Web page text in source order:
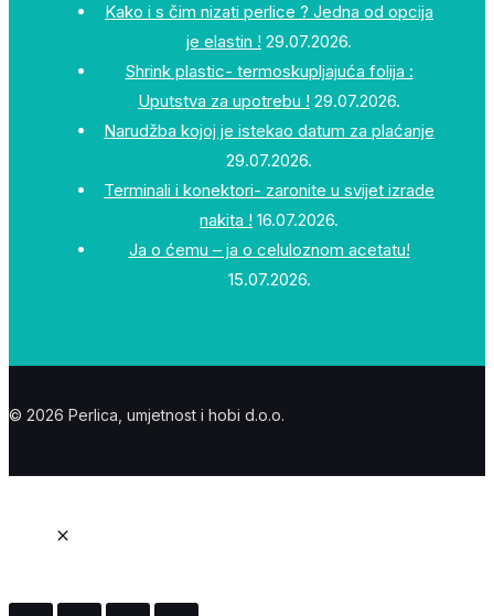
Kako i s čim nizati perlice ? Jedna od opcija
je elastin ! 29.07.2026.
Shrink plastic- termoskupljajuća folija :
Uputstva za upotrebu ! 29.07.2026.
Narudžba kojoj je istekao datum za plaćanje
29.07.2026.
Terminali i konektori- zaronite u svijet izrade
nakita ! 16.07.2026.
Ja o ćemu – ja o celuloznom acetatu!
15.07.2026.
© 2026 Perlica, umjetnost i hobi d.o.o.